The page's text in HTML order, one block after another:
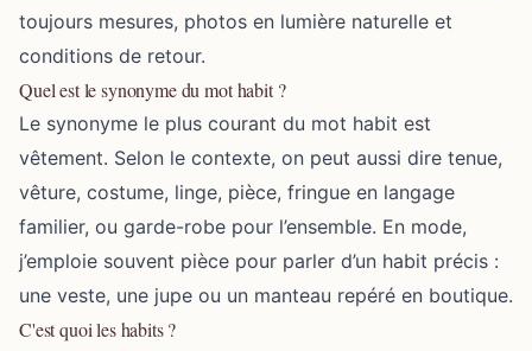
toujours mesures, photos en lumière naturelle et
conditions de retour.
Quel est le synonyme du mot habit ?
Le synonyme le plus courant du mot habit est
vêtement. Selon le contexte, on peut aussi dire tenue,
vêture, costume, linge, pièce, fringue en langage
familier, ou garde-robe pour l’ensemble. En mode,
j’emploie souvent pièce pour parler d’un habit précis :
une veste, une jupe ou un manteau repéré en boutique.
C'est quoi les habits ?